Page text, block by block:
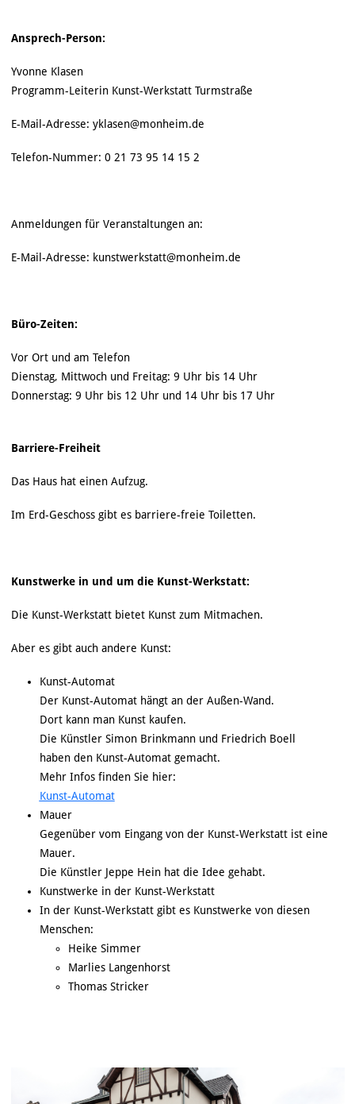
Ansprech-Person:
Yvonne Klasen
Programm-Leiterin Kunst-Werkstatt Turmstraße
E-Mail-Adresse: yklasen@monheim.de
Telefon-Nummer: 0 21 73 95 14 15 2
Anmeldungen für Veranstaltungen an:
E-Mail-Adresse: kunstwerkstatt@monheim.de
Büro-Zeiten:
Vor Ort und am Telefon
Dienstag, Mittwoch und Freitag: 9 Uhr bis 14 Uhr
Donnerstag: 9 Uhr bis 12 Uhr und 14 Uhr bis 17 Uhr
Barriere-Freiheit
Das Haus hat einen Aufzug.
Im Erd-Geschoss gibt es barriere-freie Toiletten.
Kunstwerke in und um die Kunst-Werkstatt:
Die Kunst-Werkstatt bietet Kunst zum Mitmachen.
Aber es gibt auch andere Kunst:
Kunst-Automat
Der Kunst-Automat hängt an der Außen-Wand.
Dort kann man Kunst kaufen.
Die Künstler Simon Brinkmann und Friedrich Boell
haben den Kunst-Automat gemacht.
Mehr Infos finden Sie hier:
Kunst-Automat
Mauer
Gegenüber vom Eingang von der Kunst-Werkstatt ist eine
Mauer.
Die Künstler Jeppe Hein hat die Idee gehabt.
Kunstwerke in der Kunst-Werkstatt
In der Kunst-Werkstatt gibt es Kunstwerke von diesen
Menschen:
Heike Simmer
Marlies Langenhorst
Thomas Stricker